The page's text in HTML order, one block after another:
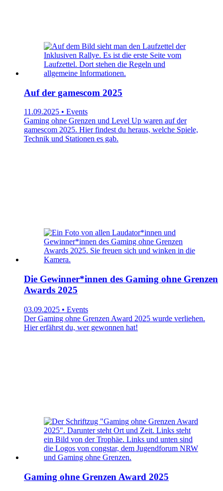
Auf der gamescom 2025
11.09.2025 • Events
Gaming ohne Grenzen und Level Up waren auf der
gamescom 2025. Hier findest du heraus, welche Spiele,
Technik und Stationen es gab.
Die Gewinner*innen des Gaming ohne Grenzen
Awards 2025
03.09.2025 • Events
Der Gaming ohne Grenzen Award 2025 wurde verliehen.
Hier erfährst du, wer gewonnen hat!
Gaming ohne Grenzen Award 2025